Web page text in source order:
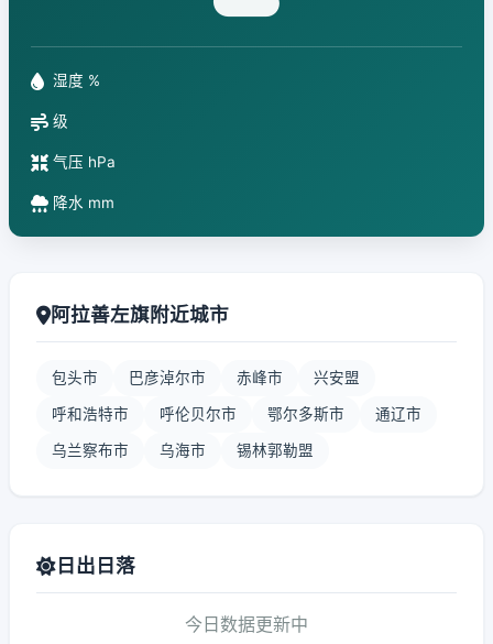
湿度 %
级
气压 hPa
降水 mm
阿拉善左旗附近城市
包头市 巴彦淖尔市 赤峰市 兴安盟
呼和浩特市 呼伦贝尔市 鄂尔多斯市 通辽市
乌兰察布市 乌海市 锡林郭勒盟
日出日落
今日数据更新中